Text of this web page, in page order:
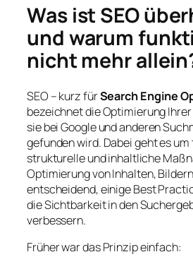
Was ist SEO
und warum
nicht mehr
SEO – kurz fürSearch Engine
bezeichnet die Optimierung
sie bei Google und anderen
gefunden wird. Dabei geht es
strukturelle und inhaltliche
Optimierung von Inhalten,
entscheidend, einige Best
die Sichtbarkeit in den
verbessern.
Früher war das Prinzip einfach: